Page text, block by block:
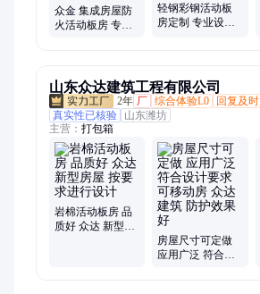
众金 集成房屋防
火活动板房 专业
轻钢彩钢活动板
房定制 专业设计
山东众达建筑工程有限公司
2年 厂 综合体验L0 回复及时
真实性已核验
山东潍坊
主营： 打包箱
岩棉活动板房 品
质好 众达 新型房
房屋尺寸可定做
应用广泛 符合设